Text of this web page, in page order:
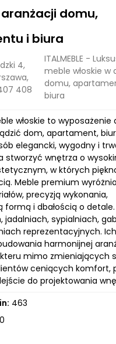
aranżacji domu,
i biura
4,
408
ITALMEBLE -
meble włoskie w
domu,
biura
włoskie to wyposażenie
dom, apartament,
elegancki, wygodny i
stworzyć wnętrza o
w których
Meble premium
precyzją wykonania,
formą i dbałością o detale.
jadalniach, sypialniach,
reprezentacyjnych.
harmonijnej
mimo zmieniających
ceniących komfort,
do projektowania
463
0